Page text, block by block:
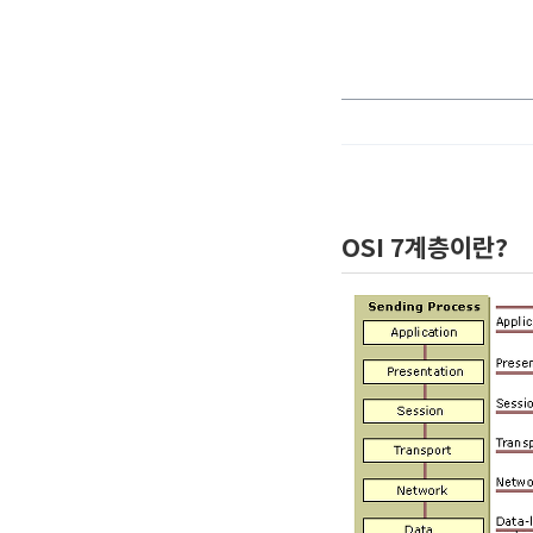
OSI 7계층이란?